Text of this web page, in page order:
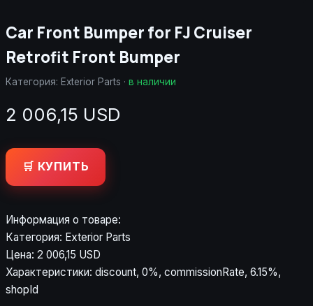
Car Front Bumper for FJ Cruiser
Retrofit Front Bumper
Категория: Exterior Parts · в наличии
2 006,15 USD
🛒 КУПИТЬ
Информация о товаре:
Категория: Exterior Parts
Цена: 2 006,15 USD
Характеристики: discount, 0%, commissionRate, 6.15%,
shopId